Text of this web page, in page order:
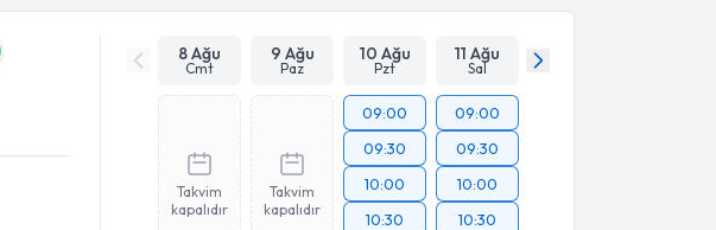
8 Ağu
Cmt
9 Ağu
Paz
10 Ağu
Pzt
11 Ağu
Sal
Takvim
kapalıdır
Takvim
kapalıdır
09:00
09:30
10:00
10:30
09:00
09:30
10:00
10:30